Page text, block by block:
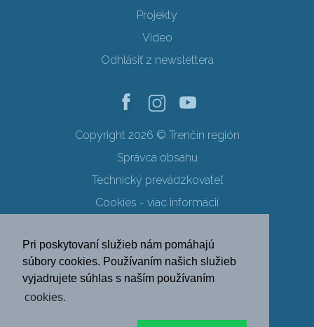
Pri poskytovaní služieb nám pomáhajú
súbory cookies. Používaním našich služieb
vyjadrujete súhlas s naším používaním
cookies.
Projekty
Video
Odhlásiť z newslettera
Copyright 2026 © Trenčín región
Správca obsahu
Technický prevádzkovateľ
Cookies - viac informácií
Ochrana osobných údajov
SK EN DE
PL